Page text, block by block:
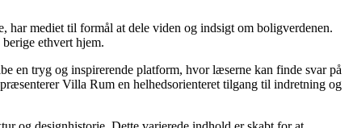
har mediet til formål at dele viden og indsigt om boligverdenen.
ethvert hjem.
en tryg og inspirerende platform, hvor læserne kan finde svar på
Villa Rum en helhedsorienteret tilgang til indretning og